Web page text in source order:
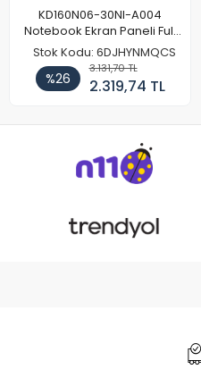
KD160N06-30NI-A004
Notebook Ekran Paneli Full
HD
Stok Kodu: 6DJHYNMQCS
%26
3.131,70 TL
2.319,74 TL